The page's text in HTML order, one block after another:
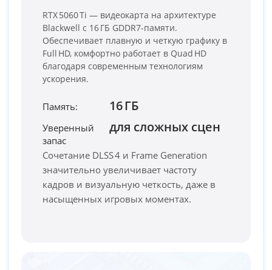
PC-Arena на карте Москвы — Яндекс Карты
RTX 5060 Ti — видеокарта на архитектуре
Blackwell с 16 ГБ GDDR7-памяти.
Обеспечивает плавную и четкую графику в
Full HD, комфортно работает в Quad HD
благодаря современным технологиям
ускорения.
Память: 16 ГБ
Уверенный
запас
для сложных сцен
Сочетание DLSS 4 и Frame Generation
значительно увеличивает частоту
кадров и визуальную четкость, даже в
насыщенных игровых моментах.